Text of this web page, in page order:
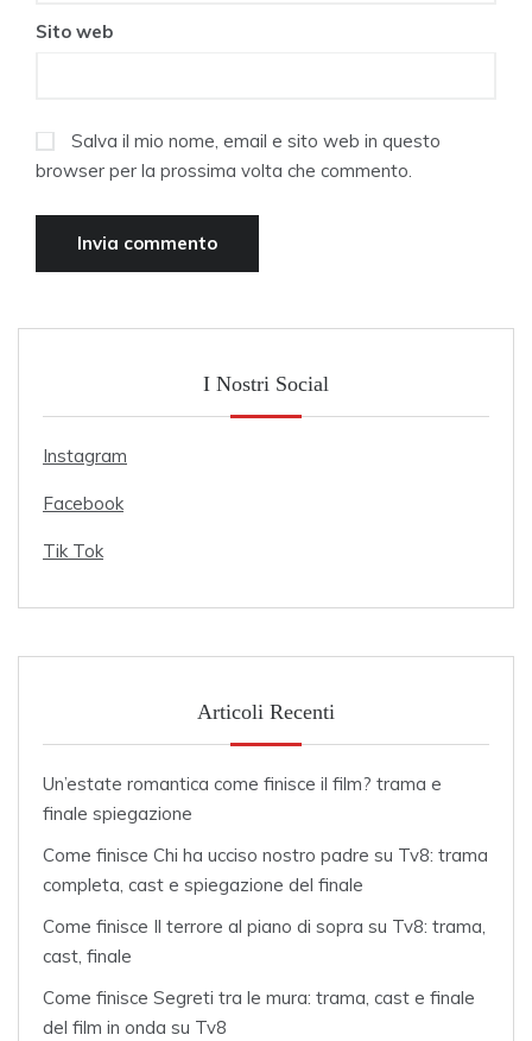
Sito web
Salva il mio nome, email e sito web in questo
browser per la prossima volta che commento.
I Nostri Social
Instagram
Facebook
Tik Tok
Articoli Recenti
Un’estate romantica come finisce il film? trama e
finale spiegazione
Come finisce Chi ha ucciso nostro padre su Tv8: trama
completa, cast e spiegazione del finale
Come finisce Il terrore al piano di sopra su Tv8: trama,
cast, finale
Come finisce Segreti tra le mura: trama, cast e finale
del film in onda su Tv8